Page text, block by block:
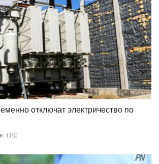
отключат электричество по
1150